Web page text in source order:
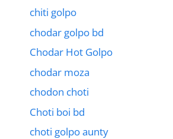
chiti golpo
chodar golpo bd
Chodar Hot Golpo
chodar moza
chodon choti
Choti boi bd
choti golpo aunty